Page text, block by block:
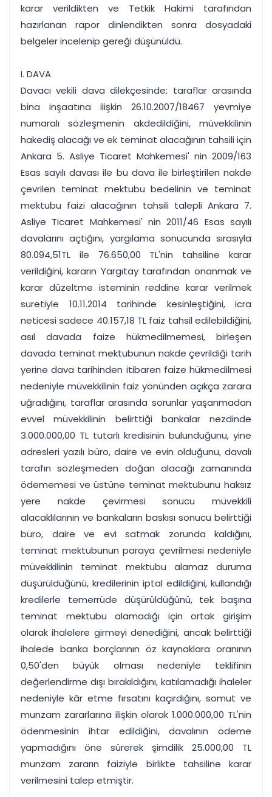
karar verildikten ve Tetkik Hakimi tarafından
hazırlanan rapor dinlendikten sonra dosyadaki
belgeler incelenip gereği düşünüldü.
I. DAVA
Davacı vekili dava dilekçesinde; taraflar arasında
bina inşaatına ilişkin 26.10.2007/18467 yevmiye
numaralı sözleşmenin akdedildiğini, müvekkilinin
hakediş alacağı ve ek teminat alacağının tahsili için
Ankara 5. Asliye Ticaret Mahkemesi' nin 2009/163
Esas sayılı davası ile bu dava ile birleştirilen nakde
çevrilen teminat mektubu bedelinin ve teminat
mektubu faizi alacağının tahsili talepli Ankara 7.
Asliye Ticaret Mahkemesi' nin 2011/46 Esas sayılı
davalarını açtığını, yargılama sonucunda sırasıyla
80.094,51TL ile 76.650,00 TL'nin tahsiline karar
verildiğini, kararın Yargıtay tarafından onanmak ve
karar düzeltme isteminin reddine karar verilmek
suretiyle 10.11.2014 tarihinde kesinleştiğini, icra
neticesi sadece 40.157,18 TL faiz tahsil edilebildiğini,
asıl davada faize hükmedilmemesi, birleşen
davada teminat mektubunun nakde çevrildiği tarih
yerine dava tarihinden itibaren faize hükmedilmesi
nedeniyle müvekkilinin faiz yönünden açıkça zarara
uğradığını, taraflar arasında sorunlar yaşanmadan
evvel müvekkilinin belirttiği bankalar nezdinde
3.000.000,00 TL tutarlı kredisinin bulunduğunu, yine
adresleri yazılı büro, daire ve evin olduğunu, davalı
tarafın sözleşmeden doğan alacağı zamanında
ödememesi ve üstüne teminat mektubunu haksız
yere nakde çevirmesi sonucu müvekkili
alacaklılarının ve bankaların baskısı sonucu belirttiği
büro, daire ve evi satmak zorunda kaldığını,
teminat mektubunun paraya çevrilmesi nedeniyle
müvekkilinin teminat mektubu alamaz duruma
düşürüldüğünü, kredilerinin iptal edildiğini, kullandığı
kredilerle temerrüde düşürüldüğünü, tek başına
teminat mektubu alamadığı için ortak girişim
olarak ihalelere girmeyi denediğini, ancak belirttiği
ihalede banka borçlarının öz kaynaklara oranının
0,50'den büyük olması nedeniyle teklifinin
değerlendirme dışı bırakıldığını, katılamadığı ihaleler
nedeniyle kâr etme fırsatını kaçırdığını, somut ve
munzam zararlarına ilişkin olarak 1.000.000,00 TL'nin
ödenmesinin ihtar edildiğini, davalının ödeme
yapmadığını öne sürerek şimdilik 25.000,00 TL
munzam zararın faiziyle birlikte tahsiline karar
verilmesini talep etmiştir.